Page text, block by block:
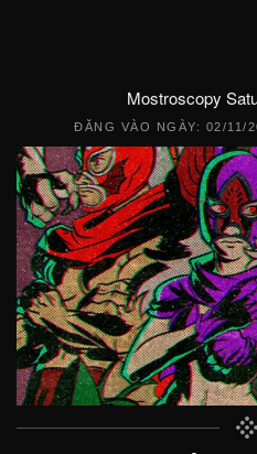
Mostroscopy
ĐĂNG VÀO NGÀY: 02/11/